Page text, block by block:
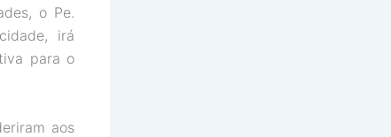
o Pe.
irá
para o
aos